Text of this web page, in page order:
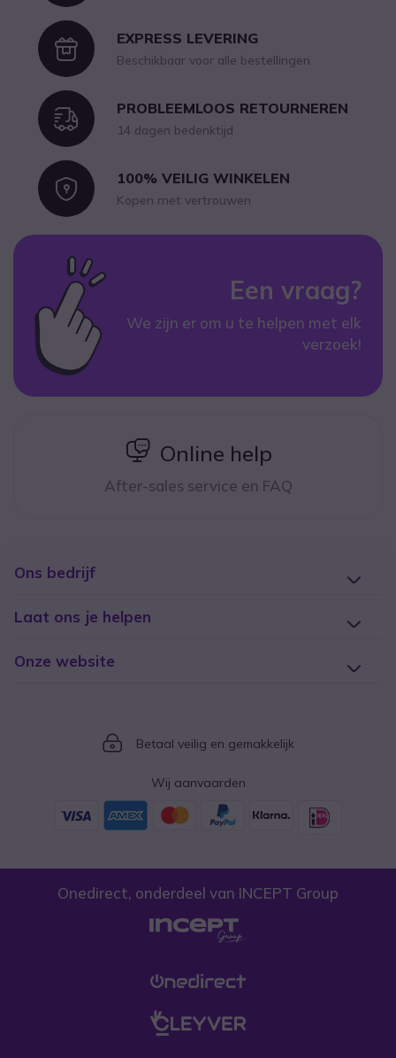
IconEXPRESS LEVERING
Beschikbaar voor alle bestellingen
IconPROBLEEMLOOS RETOURNEREN
14 dagen bedenktijd
Icon100% VEILIG WINKELEN
Kopen met vertrouwen
Een vraag?
We zijn er om u te helpen met elk
verzoek!
icon
Online help
After-sales service en FAQ
Ons bedrijf
Laat ons je helpen
Onze website
Icon
Betaal veilig en gemakkelijk
Wij aanvaarden
Onedirect, onderdeel van INCEPT Group